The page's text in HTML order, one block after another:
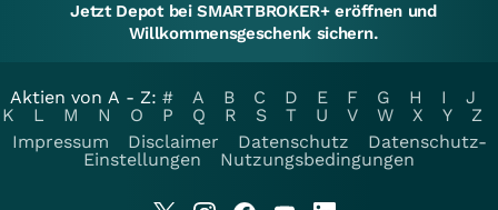
Jetzt Depot bei SMARTBROKER+ eröffnen und
Willkommensgeschenk sichern.
Aktien von A - Z: # A B C D E F G H I
J
K
L M N O P Q R S T U V W X Y
Z
Impressum
Disclaimer Datenschutz
Datenschutz-
Einstellungen
Nutzungsbedingungen